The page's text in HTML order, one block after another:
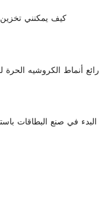
كيف يمكنني تخزين
20 رائع أنماط الكروشيه
البدء في صنع البطاقات